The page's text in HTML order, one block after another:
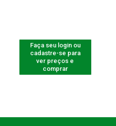
Faça seu login ou
cadastre-se para
ver preços e
comprar